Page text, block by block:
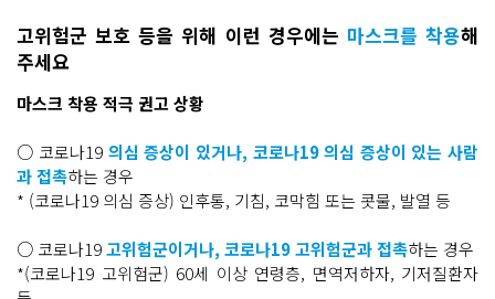
고위험군 보호 등을 위해 이런 경우에는 마스크를 착용해
주세요
마스크 착용 적극 권고 상황
○ 코로나19 의심 증상이 있거나, 코로나19 의심 증상이 있는 사람
과 접촉하는 경우
* (코로나19 의심 증상) 인후통, 기침, 코막힘 또는 콧물, 발열 등
○ 코로나19고위험군이거나, 코로나19 고위험군과 접촉하는 경우
*(코로나19 고위험군) 60세 이상 연령층, 면역저하자, 기저질환자